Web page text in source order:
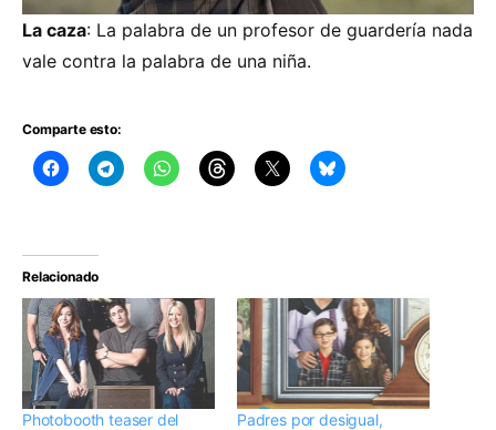
La caza: La palabra de un profesor de guardería nada
vale contra la palabra de una niña.
Comparte esto:
Relacionado
Photobooth teaser del
Padres por desigual,